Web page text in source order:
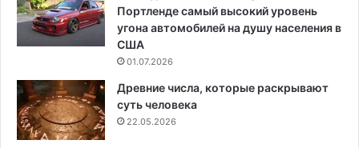
Портленде самый высокий уровень
угона автомобилей на душу населения в
США
01.07.2026
Древние числа, которые раскрывают
суть человека
22.05.2026